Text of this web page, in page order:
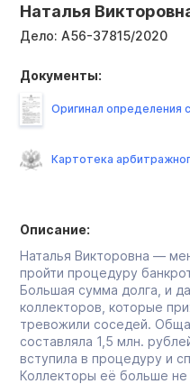
Наталья
Дело: А56-37815/2020
Описание:
Наталья Викторовна —
пройти процедуру
Большая сумма долга, и
коллекторов, которые
тревожили соседей.
составляла 1,5 млн.
вступила в процедуру и
Коллекторы её больше не
Документы:
Оригинал определения
Картотека